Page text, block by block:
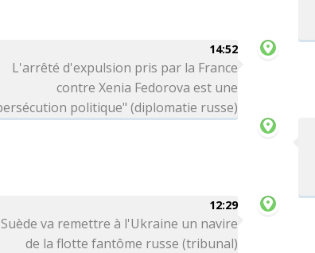
14:52
L'arrêté d'expulsion pris par la France
contre Xenia Fedorova est une
politique" (diplomatie russe)
12:29
va remettre à l'Ukraine un navire
de la flotte fantôme russe (tribunal)